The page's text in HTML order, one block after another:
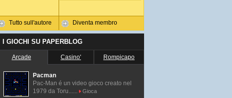
Tutto sull'autore Diventa membro
I GIOCHI SU PAPERBLOG
Arcade Casino' Rompicapo
Pacman
Pac-Man é un video gioco creato nel
1979 da Toru......
Gioca